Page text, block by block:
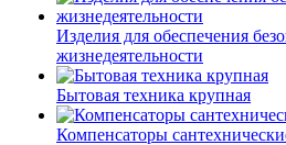
Изделия для обеспечения
жизнедеятельности
Бытовая техника крупная
Компенсаторы